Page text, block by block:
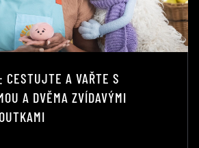
CESTUJTE A VAŘTE S
A DVĚMA ZVÍDAVÝMI